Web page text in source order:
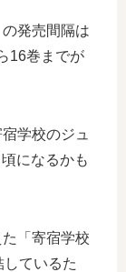
発売間隔は
16巻までが
学校のジュ
になるかも
「寄宿学校
ているた